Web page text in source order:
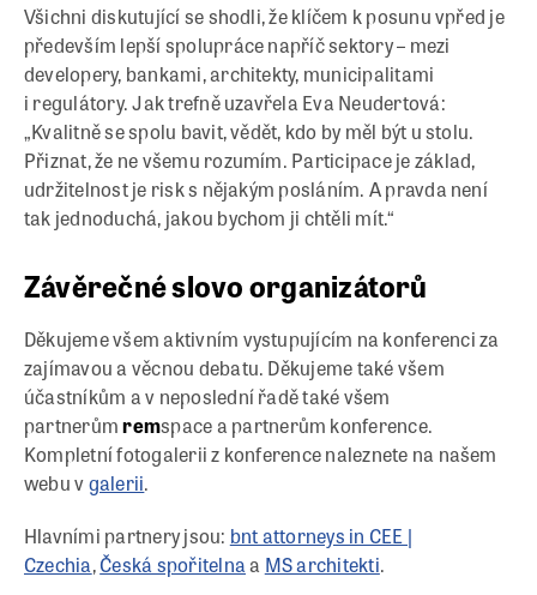
Všichni diskutující se shodli, že klíčem k posunu vpřed je
především lepší spolupráce napříč sektory – mezi
developery, bankami, architekty, municipalitami
i regulátory. Jak trefně uzavřela Eva Neudertová:
„Kvalitně se spolu bavit, vědět, kdo by měl být u stolu.
Přiznat, že ne všemu rozumím. Participace je základ,
udržitelnost je risk s nějakým posláním. A pravda není
tak jednoduchá, jakou bychom ji chtěli mít.“
Závěrečné slovo organizátorů
Děkujeme všem aktivním vystupujícím na konferenci za
zajímavou a věcnou debatu. Děkujeme také všem
účastníkům a v neposlední řadě také všem
partnerůmremspace a partnerům konference.
Kompletní fotogalerii z konference naleznete na našem
webu vgalerii.
Hlavními partnery jsou: bnt attorneys in CEE |
Czechia,Česká spořitelnaa MS architekti.